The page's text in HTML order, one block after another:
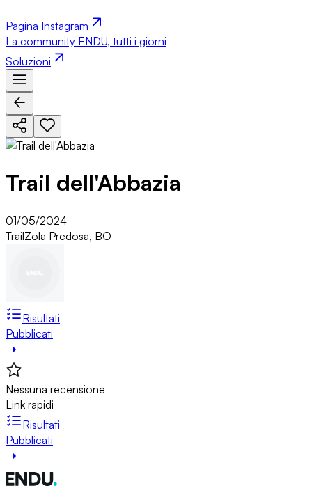
Pagina Instagram
La community ENDU, tutti i giorni
Soluzioni
Trail dell'Abbazia
01/05/2024
TrailZola Predosa, BO
Risultati
Pubblicati
Nessuna recensione
Link rapidi
Risultati
Pubblicati